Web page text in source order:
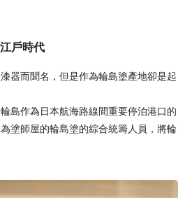
戶時代
器而聞名，但是作為輪島塗產地卻是起
島作為日本航海路線間重要停泊港口的
塗師屋的輪島塗的綜合統籌人員，將輪